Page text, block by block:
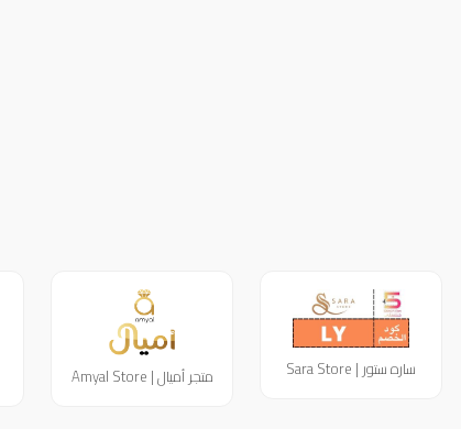
ساره ستور | Sara Store متجر أميال | Amyal Store